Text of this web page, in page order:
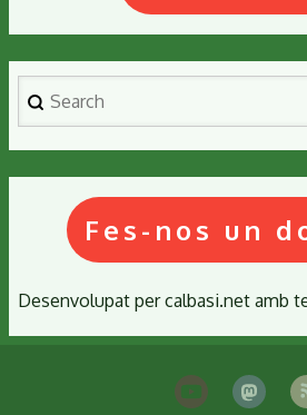
Search
Fes-nos un
Desenvolupat percalbasi.net amb